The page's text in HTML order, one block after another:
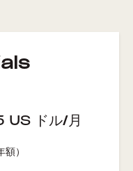
US ドル/月
）